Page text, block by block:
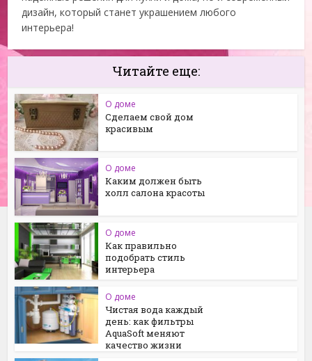
дизайн, который станет украшением любого
интерьера!
Читайте еще:
О доме
Сделаем свой дом
красивым
О доме
Каким должен быть
холл салона красоты
О доме
Как правильно
подобрать стиль
интерьера
О доме
Чистая вода каждый
день: как фильтры
AquaSoft меняют
качество жизни